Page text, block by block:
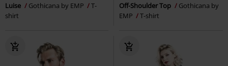
Luise Gothicana by EMP
T-
shirt
Off-Shoulder Top
Gothicana by
EMP
T-shirt